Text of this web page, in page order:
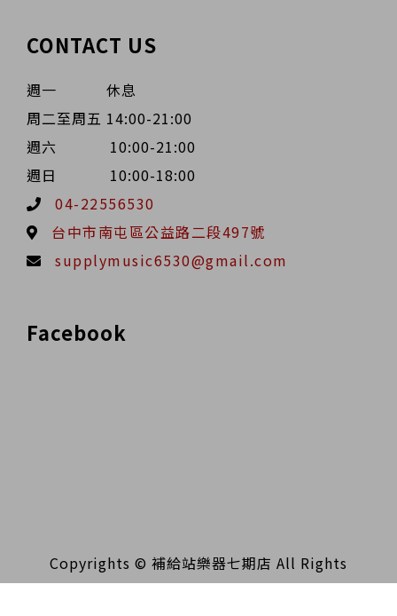
CONTACT US
週一 休息
周二至周五 14:00-21:00
週六 10:00-21:00
週日 10:00-18:00
04-22556530
台中市南屯區公益路二段497號
supplymusic6530@gmail.com
Facebook
Copyrights © 補給站樂器七期店 All Rights